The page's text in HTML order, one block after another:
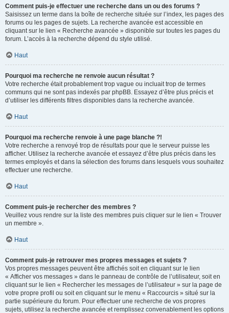
Comment puis-je effectuer une recherche dans un ou des forums ?
Saisissez un terme dans la boîte de recherche située sur l’index, les pages des
forums ou les pages de sujets. La recherche avancée est accessible en
cliquant sur le lien « Recherche avancée » disponible sur toutes les pages du
forum. L’accès à la recherche dépend du style utilisé.
Haut
Pourquoi ma recherche ne renvoie aucun résultat ?
Votre recherche était probablement trop vague ou incluait trop de termes
communs qui ne sont pas indexés par phpBB. Essayez d’être plus précis et
d’utiliser les différents filtres disponibles dans la recherche avancée.
Haut
Pourquoi ma recherche renvoie à une page blanche ?!
Votre recherche a renvoyé trop de résultats pour que le serveur puisse les
afficher. Utilisez la recherche avancée et essayez d’être plus précis dans les
termes employés et dans la sélection des forums dans lesquels vous souhaitez
effectuer une recherche.
Haut
Comment puis-je rechercher des membres ?
Veuillez vous rendre sur la liste des membres puis cliquer sur le lien « Trouver
un membre ».
Haut
Comment puis-je retrouver mes propres messages et sujets ?
Vos propres messages peuvent être affichés soit en cliquant sur le lien
« Afficher vos messages » dans le panneau de contrôle de l’utilisateur, soit en
cliquant sur le lien « Rechercher les messages de l’utilisateur » sur la page de
votre propre profil ou soit en cliquant sur le menu « Raccourcis » situé sur la
partie supérieure du forum. Pour effectuer une recherche de vos propres
sujets, utilisez la recherche avancée et remplissez convenablement les options